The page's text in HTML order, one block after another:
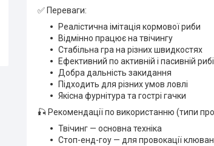
✅ Переваги:
Реалістична імітація кормової риби
Відмінно працює на твічингу
Стабільна гра на різних швидкостях
Ефективний по активній і пасивній рибі
Добра дальність закидання
Підходить для різних умов ловлі
Якісна фурнітура та гострі гачки
🎣 Рекомендації по використанню (типи
Твічинг — основна техніка
Стоп-енд-гоу — для провокації